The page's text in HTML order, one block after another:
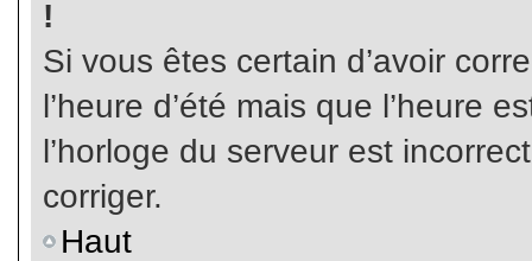
!
Si vous êtes certain d’avoir
l’heure d’été mais que l’heure
l’horloge du serveur est
corriger.
Haut